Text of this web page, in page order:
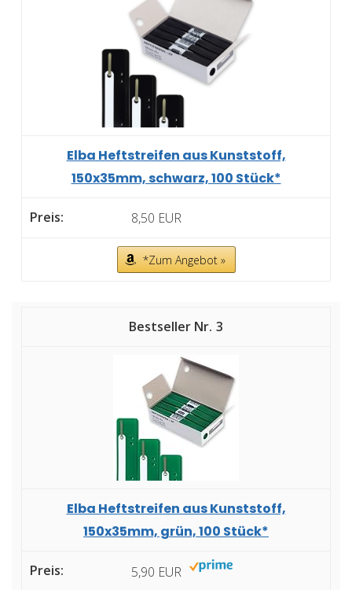
Elba Heftstreifen aus Kunststoff,
150x35mm, schwarz, 100 Stück*
8,50 EUR
*Zum Angebot »
3
Elba Heftstreifen aus Kunststoff,
150x35mm, grün, 100 Stück*
5,90 EUR